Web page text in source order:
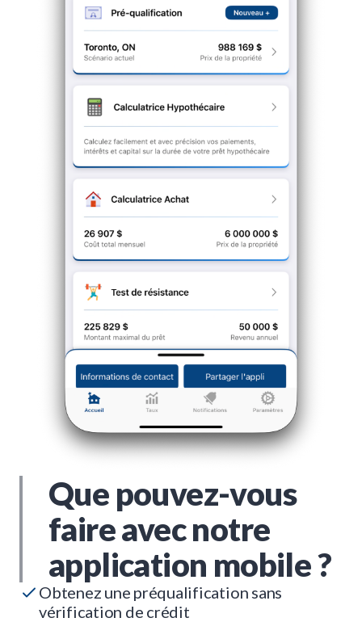
Que pouvez-vous
faire avec notre
application mobile ?
Obtenez une préqualification sans
vérification de crédit